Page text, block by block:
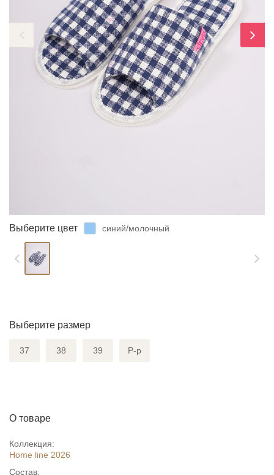
Выберите цвет синий/молочный
Выберите размер
37 38 39 Р-р
О товаре
Коллекция:
Home line 2026
Состав: